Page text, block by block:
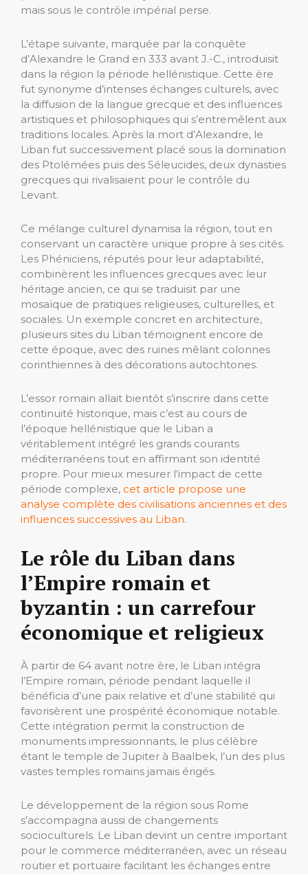
mais sous le contrôle impérial perse.
L’étape suivante, marquée par la conquête
d’Alexandre le Grand en 333 avant J.-C., introduisit
dans la région la période hellénistique. Cette ère
fut synonyme d’intenses échanges culturels, avec
la diffusion de la langue grecque et des influences
artistiques et philosophiques qui s’entremêlent aux
traditions locales. Après la mort d’Alexandre, le
Liban fut successivement placé sous la domination
des Ptolémées puis des Séleucides, deux dynasties
grecques qui rivalisaient pour le contrôle du
Levant.
Ce mélange culturel dynamisa la région, tout en
conservant un caractère unique propre à ses cités.
Les Phéniciens, réputés pour leur adaptabilité,
combinèrent les influences grecques avec leur
héritage ancien, ce qui se traduisit par une
mosaïque de pratiques religieuses, culturelles, et
sociales. Un exemple concret en architecture,
plusieurs sites du Liban témoignent encore de
cette époque, avec des ruines mêlant colonnes
corinthiennes à des décorations autochtones.
L’essor romain allait bientôt s’inscrire dans cette
continuité historique, mais c’est au cours de
l’époque hellénistique que le Liban a
véritablement intégré les grands courants
méditerranéens tout en affirmant son identité
propre. Pour mieux mesurer l’impact de cette
période complexe, cet article propose une
analyse complète des civilisations anciennes et des
influences successives au Liban.
Le rôle du Liban dans
l’Empire romain et
byzantin : un carrefour
économique et religieux
À partir de 64 avant notre ère, le Liban intégra
l’Empire romain, période pendant laquelle il
bénéficia d’une paix relative et d’une stabilité qui
favorisèrent une prospérité économique notable.
Cette intégration permit la construction de
monuments impressionnants, le plus célèbre
étant le temple de Jupiter à Baalbek, l’un des plus
vastes temples romains jamais érigés.
Le développement de la région sous Rome
s’accompagna aussi de changements
socioculturels. Le Liban devint un centre important
pour le commerce méditerranéen, avec un réseau
routier et portuaire facilitant les échanges entre